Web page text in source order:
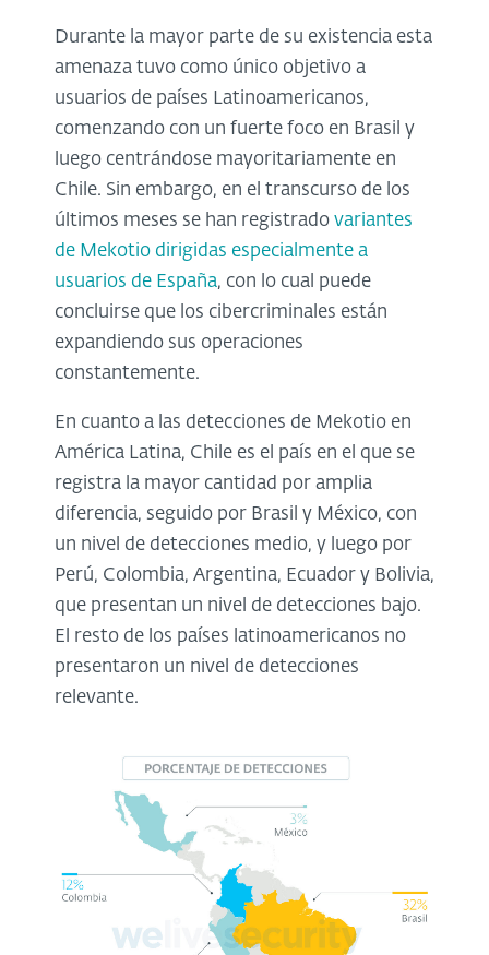
Durante la mayor parte de su existencia esta
amenaza tuvo como único objetivo a
usuarios de países Latinoamericanos,
comenzando con un fuerte foco en Brasil y
luego centrándose mayoritariamente en
Chile. Sin embargo, en el transcurso de los
últimos meses se han registrado variantes
de Mekotio dirigidas especialmente a
usuarios de España, con lo cual puede
concluirse que los cibercriminales están
expandiendo sus operaciones
constantemente.
En cuanto a las detecciones de Mekotio en
América Latina, Chile es el país en el que se
registra la mayor cantidad por amplia
diferencia, seguido por Brasil y México, con
un nivel de detecciones medio, y luego por
Perú, Colombia, Argentina, Ecuador y Bolivia,
que presentan un nivel de detecciones bajo.
El resto de los países latinoamericanos no
presentaron un nivel de detecciones
relevante.